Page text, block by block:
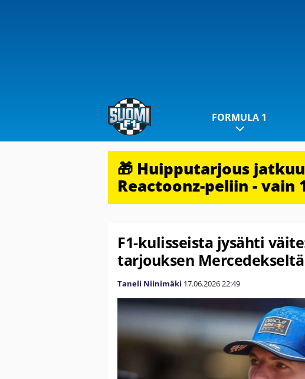
FORMULA 1
🎁 Huipputarjous
Reactoonz-peliin - vain
F1-kulisseista jysähti
tarjouksen Mercedekseltä
Taneli Niinimäki 17.06.202622:49